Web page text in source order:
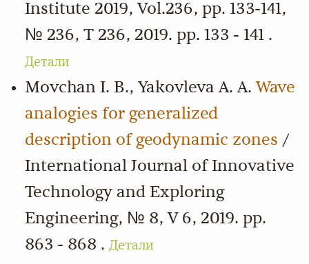
Institute 2019, Vol.236, pp. 133-141,
№ 236, Т 236, 2019. pp. 133 - 141 .
Детали
Movchan I. B., Yakovleva A. A. Wave
analogies for generalized
description of geodynamic zones /
International Journal of Innovative
Technology and Exploring
Engineering, № 8, V 6, 2019. pp.
863 - 868 . Детали